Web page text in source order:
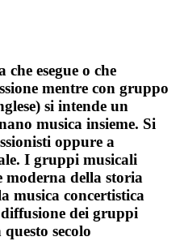
esegue o che
mentre con gruppo
si intende un
musica insieme. Si
oppure a
I gruppi musicali
moderna della storia
musica concertistica
dei gruppi
secolo